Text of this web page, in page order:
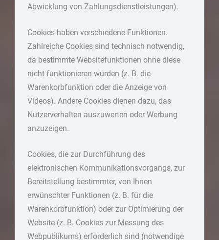
Abwicklung von Zahlungsdienstleistungen).
Cookies haben verschiedene Funktionen.
Zahlreiche Cookies sind technisch notwendig,
da bestimmte Websitefunktionen ohne diese
nicht funktionieren würden (z. B. die
Warenkorbfunktion oder die Anzeige von
Videos). Andere Cookies dienen dazu, das
Nutzerverhalten auszuwerten oder Werbung
anzuzeigen.
Cookies, die zur Durchführung des
elektronischen Kommunikationsvorgangs, zur
Bereitstellung bestimmter, von Ihnen
erwünschter Funktionen (z. B. für die
Warenkorbfunktion) oder zur Optimierung der
Website (z. B. Cookies zur Messung des
Webpublikums) erforderlich sind (notwendige